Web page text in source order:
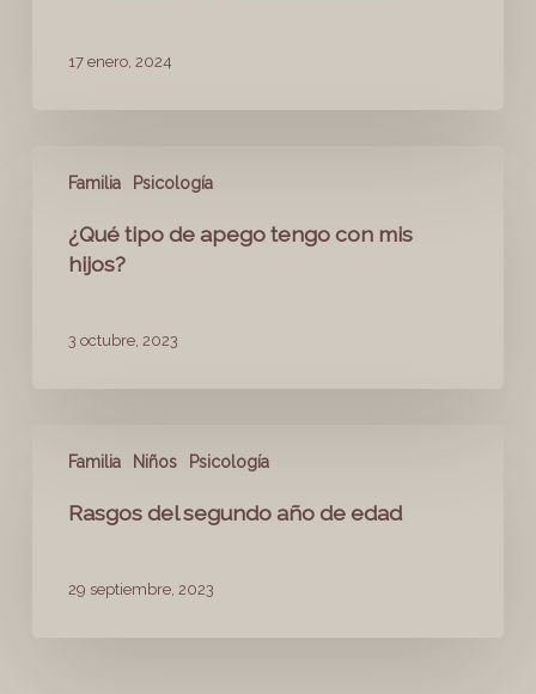
17 enero, 2024
Familia Psicología
¿Qué tipo de apego tengo con mis
hijos?
3 octubre, 2023
Familia Niños Psicología
Rasgos del segundo año de edad
29 septiembre, 2023